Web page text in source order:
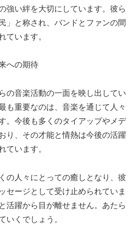
強い絆を大切にしています。彼ら
」と称され、バンドとファンの間
ています。
への期待
の音楽活動の一面を映し出してい
も重要なのは、音楽を通じて人々
。今後も多くのタイアップやメデ
り、その才能と情熱は今後の活躍
ています。
の人々にとっての癒しとなり、彼
セージとして受け止められていま
活躍から目が離せません。あたら
いくでしょう。